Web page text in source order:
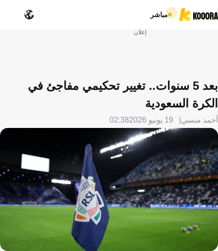
مباشر
إعلان
بعد 5 سنوات.. تغيير تحكيمي مفاجئ في
الكرة السعودية
أحمد منسي 19 يونيو 2026 02:38